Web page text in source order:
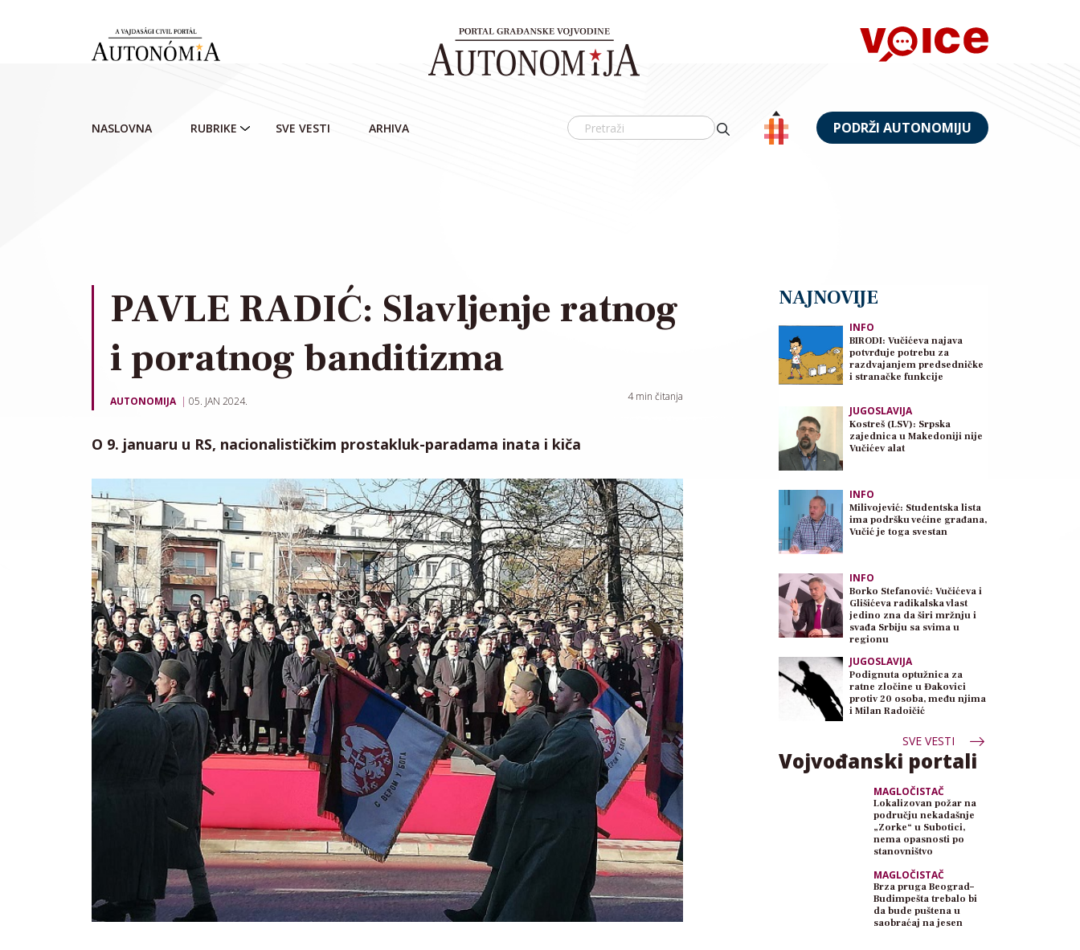
NASLOVNA RUBRIKE SVE VESTI ARHIVA PODRŽI AUTONOMIJU
PAVLE RADIĆ: Slavljenje ratnog
i poratnog banditizma
AUTONOMIJA 05. JAN 2024. 4 min čitanja
O 9. januaru u RS, nacionalističkim prostakluk-paradama inata i kiča
NAJNOVIJE
INFO
BIRODI: Vučićeva najava
potvrđuje potrebu za
razdvajanjem predsedničke
i stranačke funkcije
JUGOSLAVIJA
Kostreš (LSV): Srpska
zajednica u Makedoniji nije
Vučićev alat
INFO
Milivojević: Studentska lista
ima podršku većine građana,
Vučić je toga svestan
INFO
Borko Stefanović: Vučićeva i
Glišićeva radikalska vlast
jedino zna da širi mržnju i
svađa Srbiju sa svima u
regionu
JUGOSLAVIJA
Podignuta optužnica za
ratne zločine u Đakovici
protiv 20 osoba, među njima
i Milan Radoičić
SVE VESTI
Vojvođanski portali
MAGLOČISTAČ
Lokalizovan požar na
području nekadašnje
„Zorke“ u Subotici,
nema opasnosti po
stanovništvo
MAGLOČISTAČ
Brza pruga Beograd–
Budimpešta trebalo bi
da bude puštena u
saobraćaj na jesen